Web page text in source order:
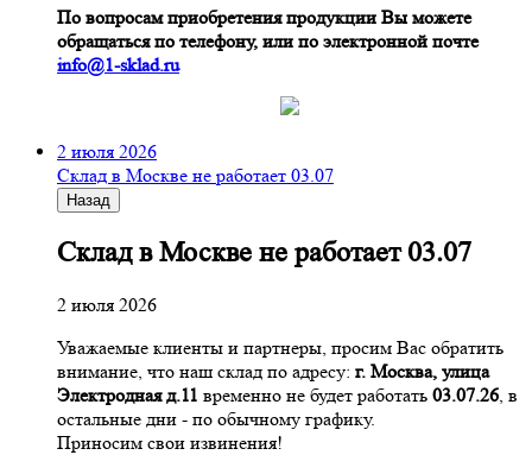
По вопросам приобретения продукции Вы можете
обращаться по телефону, или по электронной почте
info@1-sklad.ru
2 июля 2026
Склад в Москве не работает 03.07
Назад
Склад в Москве не работает 03.07
2 июля 2026
Уважаемые клиенты и партнеры, просим Вас обратить
внимание, что наш склад по адресу: г. Москва, улица
Электродная д.11 временно не будет работать 03.07.26, в
остальные дни - по обычному графику.
Приносим свои извинения!